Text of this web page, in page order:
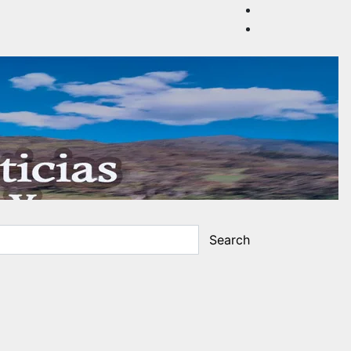
Search